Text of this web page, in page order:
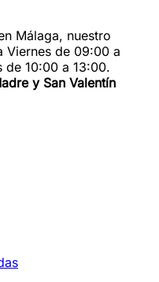
Málaga, nuestro
Viernes de 09:00 a
de 10:00 a 13:00.
y San Valentín